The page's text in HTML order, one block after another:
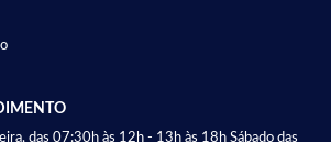
das 07:30h às 12h - 13h às 18h Sábado das